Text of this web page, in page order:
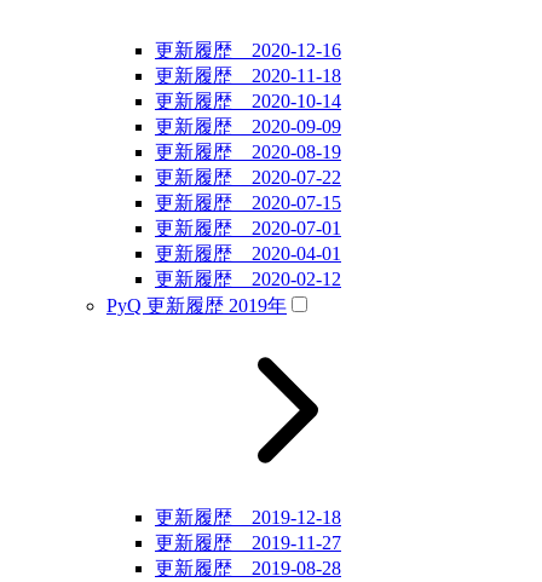
更新履歴 2020-12-16
更新履歴 2020-11-18
更新履歴 2020-10-14
更新履歴 2020-09-09
更新履歴 2020-08-19
更新履歴 2020-07-22
更新履歴 2020-07-15
更新履歴 2020-07-01
更新履歴 2020-04-01
更新履歴 2020-02-12
PyQ 更新履歴 2019年
更新履歴 2019-12-18
更新履歴 2019-11-27
更新履歴 2019-08-28